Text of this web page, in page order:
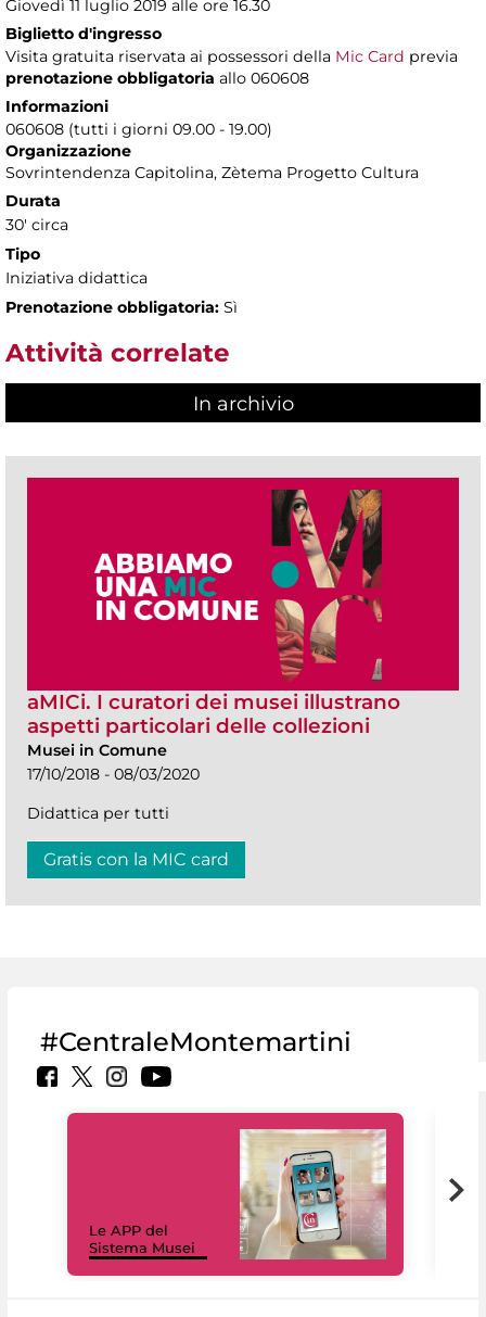
Giovedì 11 luglio 2019 alle ore 16.30
Biglietto d'ingresso
Visita gratuita riservata ai possessori della Mic Card previa
prenotazione obbligatoria allo 060608
Informazioni
060608 (tutti i giorni 09.00 - 19.00)
Organizzazione
Sovrintendenza Capitolina, Zètema Progetto Cultura
Durata
30' circa
Tipo
Iniziativa didattica
Prenotazione obbligatoria: Sì
Attività correlate
In archivio
aMICi. I curatori dei musei illustrano
aspetti particolari delle collezioni
Musei in Comune
17/10/2018 - 08/03/2020
Didattica per tutti
Gratis con la MIC card
#CentraleMontemartini
Le APP del
Sistema Musei